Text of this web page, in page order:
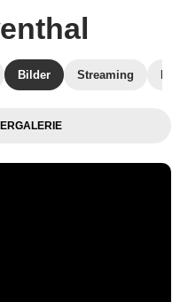
Bilder Streaming